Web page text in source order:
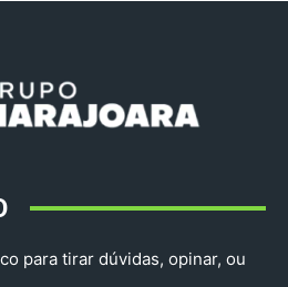
para tirar dúvidas, opinar, ou